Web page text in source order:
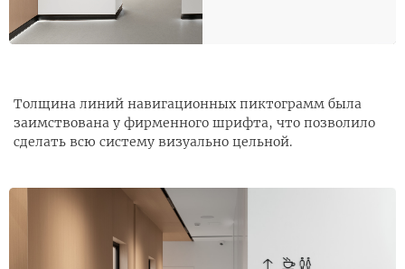
Толщина линий навигационных пиктограмм была
заимствована у фирменного шрифта, что позволило
сделать всю систему визуально цельной.